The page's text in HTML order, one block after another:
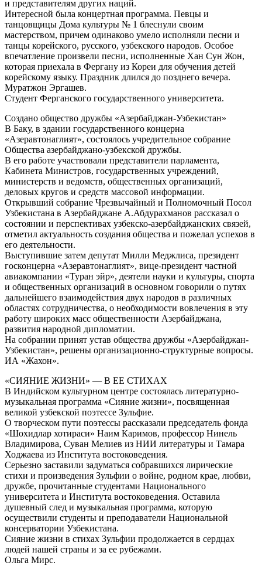
и представителям других наций.
Интересной была концертная программа. Певцы и
танцовщицы Дома культуры № 1 блеснули своим
мастерством, причем одинаково умело исполняли песни и
танцы корейского, русского, узбекского народов. Особое
впечатление произвели песни, исполненные Хан Сун Жон,
которая приехала в Фергану из Кореи для обучения детей
корейскому языку. Праздник длился до позднего вечера.
Муратжон Эргашев.
Студент Ферганского государственного университета.
Создано общество дружбы «Азербайджан-Узбекистан»
В Баку, в здании государственного концерна
«Азеравтонаглият», состоялось учредительное собрание
Общества азербайджано-узбекской дружбы.
В его работе участвовали представители парламента,
Кабинета Министров, государственных учреждений,
министерств и ведомств, общественных организаций,
деловых кругов и средств массовой информации.
Открывший собрание Чрезвычайный и Полномочный Посол
Узбекистана в Азербайджане А.Абдурахманов рассказал о
состоянии и перспективах узбекско-азербайджанских связей,
отметил актуальность создания общества и пожелал успехов в
его деятельности.
Выступившие затем депутат Милли Меджлиса, президент
госконцерна «Азеравтонаглият», вице-президент частной
авиакомпании «Туран эйр», деятели науки и культуры, спорта
и общественных организаций в основном говорили о путях
дальнейшего взаимодействия двух народов в различных
областях сотрудничества, о необходимости вовлечения в эту
работу широких масс общественности Азербайджана,
развития народной дипломатии.
На собрании принят устав общества дружбы «Азербайджан-
Узбекистан», решены организационно-структурные вопросы.
ИА «Жахон».
«СИЯНИЕ ЖИЗНИ» — В ЕЕ СТИХАХ
В Индийском культурном центре состоялась литературно-
музыкальная программа «Сияние жизни», посвященная
великой узбекской поэтессе Зульфие.
О творческом пути поэтессы рассказали председатель фонда
«Шохидлар хотираси» Наим Каримов, профессор Нинель
Владимирова, Суван Мелиев из НИИ литературы и Тамара
Ходжаева из Института востоковедения.
Серьезно заставили задуматься собравшихся лирические
стихи и произведения Зульфии о войне, родном крае, любви,
дружбе, прочитанные студентами Национального
университета и Института востоковедения. Оставила
душевный след и музыкальная программа, которую
осуществили студенты и преподаватели Национальной
консерватории Узбекистана.
Сияние жизни в стихах Зульфии продолжается в сердцах
людей нашей страны и за ее рубежами.
Ольга Мирс.